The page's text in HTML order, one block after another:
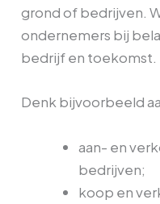
grond of bedrijven.
ondernemers bij
bedrijf en toekomst.
Denk bijvoorbeeld
aan- en
bedrijven;
koop en